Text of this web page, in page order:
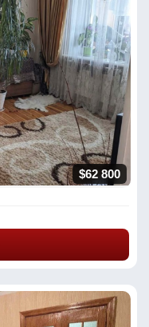
$62 800